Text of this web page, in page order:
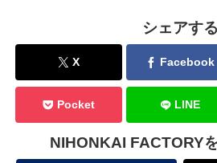
シェアする
X Facebook
Pocket LINE
NIHONKAI FACTORY